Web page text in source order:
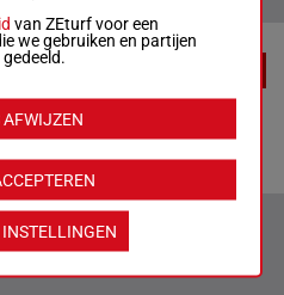
EXTRA
van ZEturf voor een
we gebruiken en partijen
AFWIJZEN